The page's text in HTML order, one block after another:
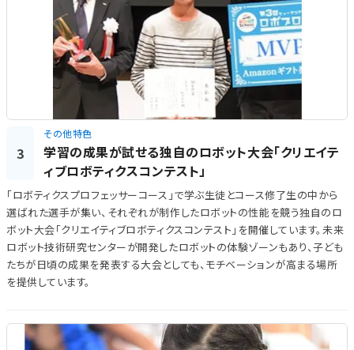
3
その他特色
学習の成果が試せる独自のロボット大会「クリエイテ
ィブロボティクスコンテスト」
「ロボティクスプロフェッサーコース」で学ぶ生徒とコース修了生の中から
選ばれた選手が集い、それぞれが制作したロボットの性能を競う独自のロ
ボット大会「クリエイティブロボティクスコンテスト」を開催しています。未来
ロボット技術研究センターが開発したロボットの体験ゾーンもあり、子ども
たちが日頃の成果を発表する大会としても、モチベーションが高まる場所
を提供しています。